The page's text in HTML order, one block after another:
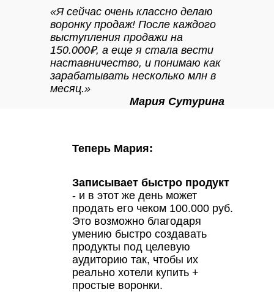
Записывает быстро продукт
- и в этот же день может
продать его чеком 100.000 руб.
Это возможно благодаря
умению быстро создавать
продукты под целевую
аудиторию так, чтобы их
реально хотели купить +
простые воронки.
Теперь Мария:
«Я сейчас очень классно делаю
воронку продаж! После каждого
выступления продажи на
150.000₽, а еще я стала вести
наставничество, и понимаю как
зарабатывать несколько млн в
месяц.»
Мария Сутурина